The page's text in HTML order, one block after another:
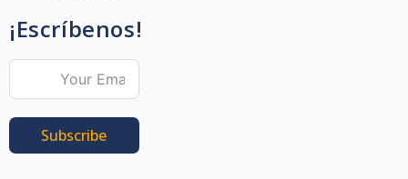
¡Escríbenos!
Subscribe